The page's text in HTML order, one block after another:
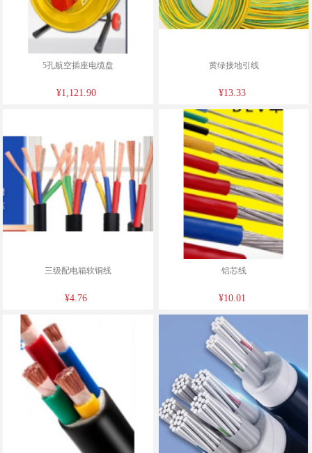
5孔航空插座电缆盘
¥1,121.90
黄绿接地引线
¥13.33
三级配电箱软铜线
¥4.76
铝芯线
¥10.01